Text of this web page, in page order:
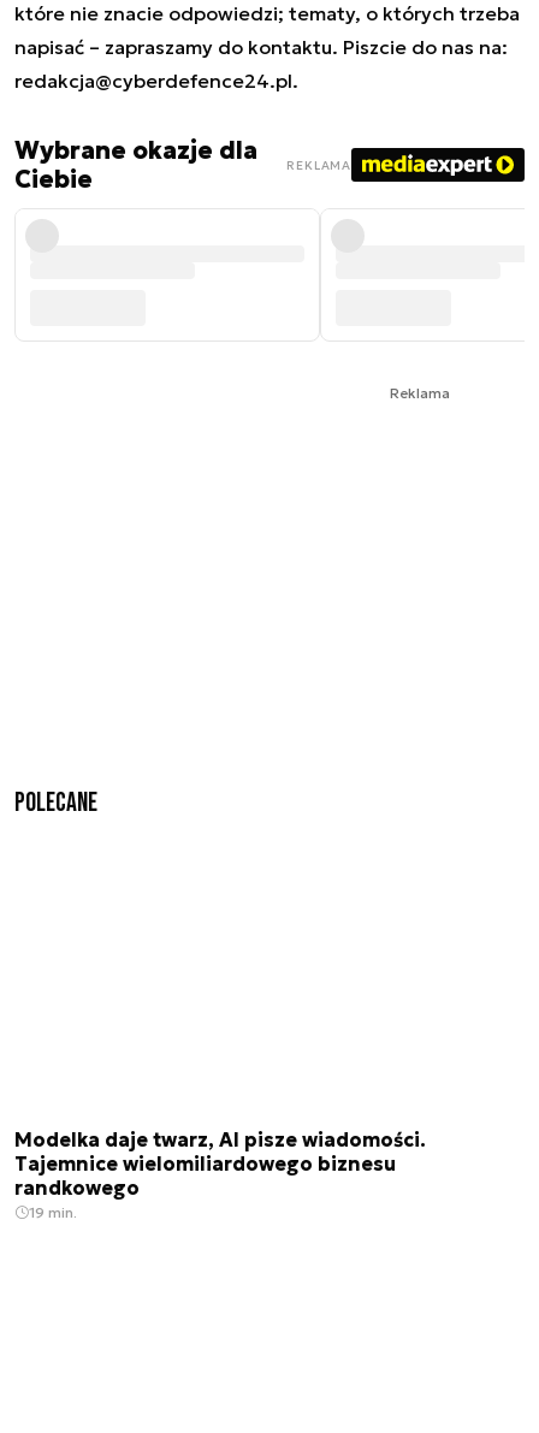
które nie znacie odpowiedzi; tematy, o których trzeba
napisać – zapraszamy do kontaktu. Piszcie do nas na:
redakcja@cyberdefence24.pl.
Wybrane okazje dla
Ciebie
REKLAMA
Reklama
Polecane
Modelka daje twarz, AI pisze wiadomości.
Tajemnice wielomiliardowego biznesu
randkowego
19 min.